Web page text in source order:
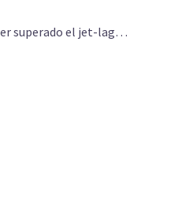
superado el jet-lag…